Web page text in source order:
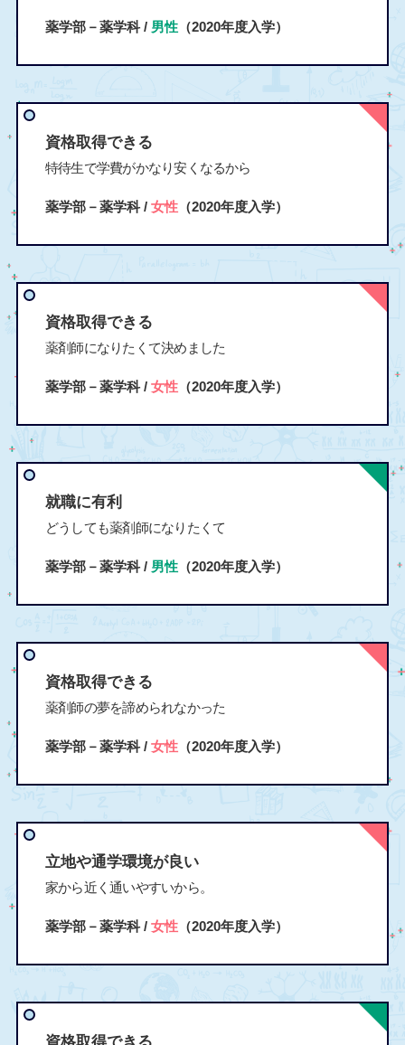
薬学部－薬学科 / 男性（2020年度入学）
資格取得できる
特待生で学費がかなり安くなるから
薬学部－薬学科 / 女性（2020年度入学）
資格取得できる
薬剤師になりたくて決めました
薬学部－薬学科 / 女性（2020年度入学）
就職に有利
どうしても薬剤師になりたくて
薬学部－薬学科 / 男性（2020年度入学）
資格取得できる
薬剤師の夢を諦められなかった
薬学部－薬学科 / 女性（2020年度入学）
立地や通学環境が良い
家から近く通いやすいから。
薬学部－薬学科 / 女性（2020年度入学）